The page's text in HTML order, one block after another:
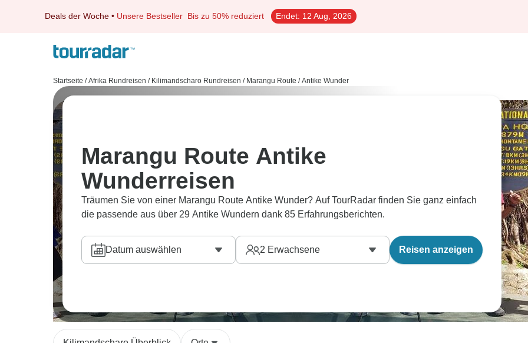
Deals der Woche • Unsere Bestseller Bis zu 50% reduziert Endet: 12 Aug, 2026
Startseite / Afrika Rundreisen / Kilimandscharo Rundreisen / Marangu Route / Antike Wunder
Marangu Route Antike
Wunderreisen
Träumen Sie von einer Marangu Route Antike Wunder? Auf TourRadar finden Sie ganz einfach
die passende aus über 29 Antike Wundern dank 85 Erfahrungsberichten.
Datum auswählen 2 Erwachsene Reisen anzeigen